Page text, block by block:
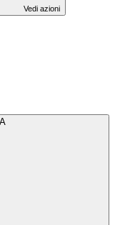
Vedi azioni